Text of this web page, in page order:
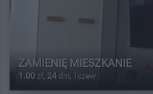
ZAMIENIĘ MIESZKANIE
1.00 zł, 24 dni, Tczew